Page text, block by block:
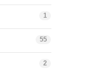
1
55
2